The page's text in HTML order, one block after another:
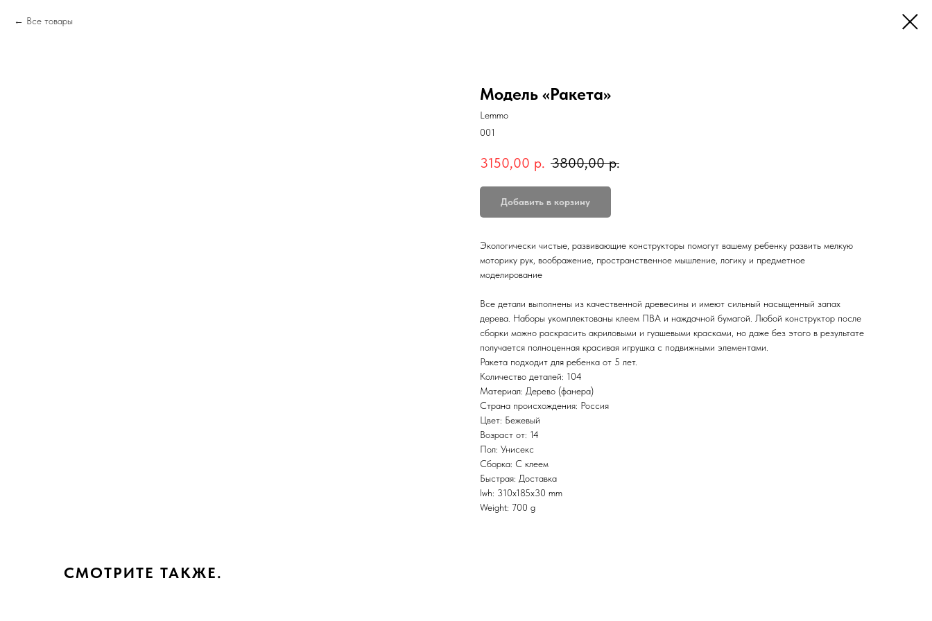
Все товары
Модель «Ракета»
Lemmo
001
3150,00 р. 3800,00 р.
Добавить в корзину
Экологически чистые, развивающие конструкторы помогут вашему ребенку развить мелкую
моторику рук, воображение, пространственное мышление, логику и предметное
моделирование
Все детали выполнены из качественной древесины и имеют сильный насыщенный запах
дерева. Наборы укомплектованы клеем ПВА и наждачной бумагой. Любой конструктор после
сборки можно раскрасить акриловыми и гуашевыми красками, но даже без этого в результате
получается полноценная красивая игрушка с подвижными элементами.
Ракета подходит для ребенка от 5 лет.
Количество деталей: 104
Материал: Дерево (фанера)
Страна происхождения: Россия
Цвет: Бежевый
Возраст от: 14
Пол: Унисекс
Сборка: С клеем
Быстрая: Доставка
lwh: 310x185x30 mm
Weight: 700 g
СМОТРИТЕ ТАКЖЕ.